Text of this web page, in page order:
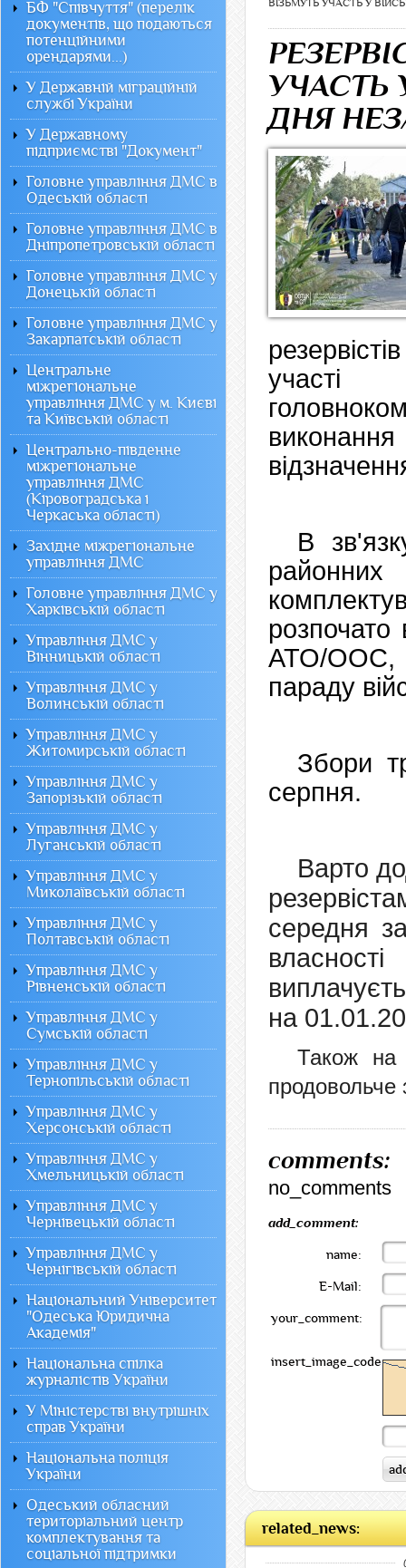
ВІЗЬМУТЬ УЧАСТЬ У
УЧАСТЬ
ДНЯ
участі
В
розпочато
АТО/ООС,
параду
Збори
серпня.
Варто
середня
на
Також на
продовольче
comments:
no_comments
add_comment:
name:
E-Mail:
your_comment:
insert_image_code:
related_news:
БФ "Співчуття" (перелік
документів, що подаються
потенційними
орендарями...)
У Державній міграційній
службі України
У Державному
підприємстві "Документ"
Головне управління ДМС в
Одеській області
Головне управління ДМС в
Дніпропетровській області
Головне управління ДМС у
Донецькій області
Головне управління ДМС у
Закарпатській області
Центральне
міжрегіональне
управління ДМС у м. Києві
та Київській області
Центрально-південне
міжрегіональне
управління ДМС
(Кіровоградська і
Черкаська області)
Західне міжрегіональне
управління ДМС
Головне управління ДМС у
Харківській області
Управління ДМС у
Вінницькій області
Управління ДМС у
Волинській області
Управління ДМС у
Житомирській області
Управління ДМС у
Запорізькій області
Управління ДМС у
Луганській області
Управління ДМС у
Миколаївській області
Управління ДМС у
Полтавській області
Управління ДМС у
Рівненській області
Управління ДМС у
Сумській області
Управління ДМС у
Тернопільській області
Управління ДМС у
Херсонській області
Управління ДМС у
Хмельницькій області
Управління ДМС у
Чернівецькій області
Управління ДМС у
Чернігівській області
Національний Університет
"Одеська Юридична
Академія"
Національна спілка
журналістів України
У Міністерстві внутрішніх
справ України
Національна поліція
України
Одеський обласний
територіальний центр
комплектування та
соціальної підтримки